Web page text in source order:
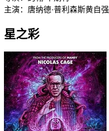
主演： 唐纳德·普利森斯黄自强
星之彩